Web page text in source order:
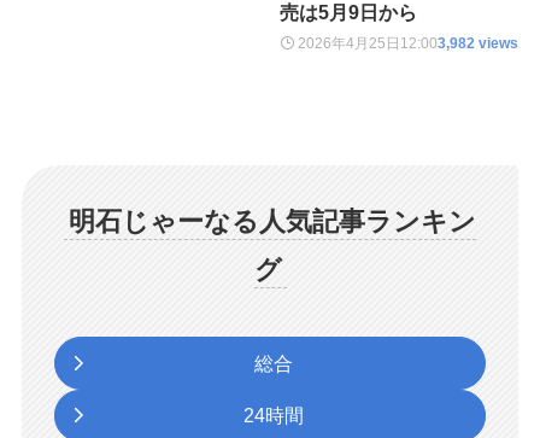
売は5月9日から
2026年4月25日 12:003,982 views
明石じゃーなる人気記事ランキン
グ
総合
24時間